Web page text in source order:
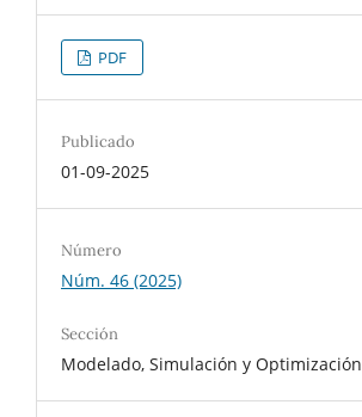
PDF
Publicado
01-09-2025
Número
Núm. 46 (2025)
Sección
Modelado, Simulación y Optimización